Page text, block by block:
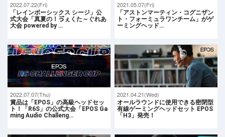
2022.07.22(Fri)
「レインボーシックス シージ」公
式大会「真夏の！ゔぇくた～ぐれあ
大会 powered by …
2021.05.07(Fri)
「アストンマーティン・コグニザン
ト・フォーミュラワンチーム」がゲ
ーミングヘッド…
2022.07.07(Thu)
賞品は「EPOS」の高級ヘッドセッ
ト！「R6S」の公式大会「EPOS Ga
ming Audio Challeng…
2021.04.21(Wed)
オールラウンドに使用できる密閉型
有線ゲーミングヘッドセット EPOS
「H3」発売！